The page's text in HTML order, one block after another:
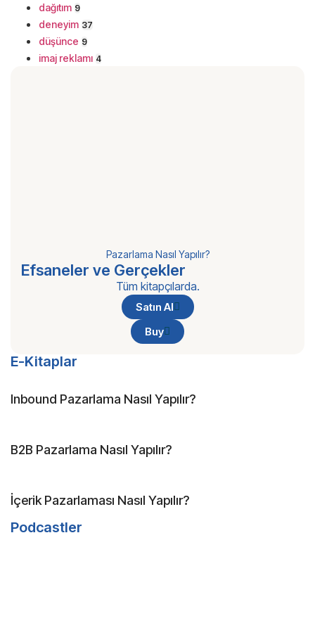
dağıtım 9
deneyim 37
düşünce 9
imaj reklamı 4
Pazarlama Nasıl Yapılır?
Efsaneler ve Gerçekler
Tüm kitapçılarda.
Satın Al
Buy
E-Kitaplar​
Inbound Pazarlama Nasıl Yapılır?
B2B Pazarlama Nasıl Yapılır?
İçerik Pazarlaması Nasıl Yapılır?
Podcastler